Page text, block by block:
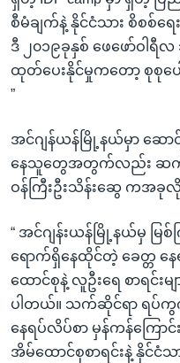
စီမံချက်နဲ့ နိုင်ငံသား စိစစ်ရ
ဒီ ၂၀၁၉ခုနှစ် ဖေဖော်ဝါ
ထုတ်ပေးနိုင်မှုကတော့ စုစုပေ
”
အင်ဂျန်ယန်မြို့နယ်မှာ ဆေ
နေသူတွေအတွက်လည်း ဆက်လ
ဝန်ကြီးဦးသိန်းဆွေ ကအခု
“ အင်ဂျန်းယန်မြို့နယ်မှ မြ
ရောက်ရှိနေထိုင်တဲ့ ခေတ္တ န
ထောင်စုနဲ့ လူဦးရေ စာရင်းမ
ပါတယ်။ သက်ဆိုင်ရာ ရပ်ကွက်
နေရပ်လိပ်စာ မှန်ကန်ကြော
အိမ်ထောင်စုစာရင်းနဲ့ နိုင်ငံသ